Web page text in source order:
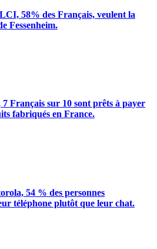
58% des Français, veulent la
Fessenheim.
Français sur 10 sont prêts à payer
fabriqués en France.
54 % des personnes
téléphone plutôt que leur chat.